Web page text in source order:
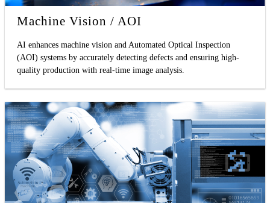
Machine Vision / AOI
AI enhances machine vision and Automated Optical Inspection
(AOI) systems by accurately detecting defects and ensuring high-
quality production with real-time image analysis.